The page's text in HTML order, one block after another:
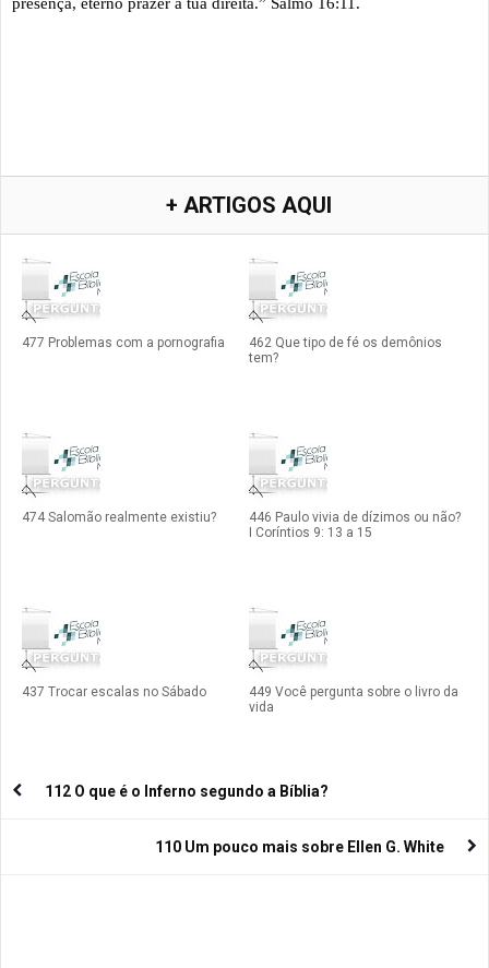
presença, eterno prazer à tua direita.” Salmo 16:11.
+ ARTIGOS AQUI
477 Problemas com a pornografia
462 Que tipo de fé os demônios
tem?
474 Salomão realmente existiu?
446 Paulo vivia de dízimos ou não?
I Coríntios 9: 13 a 15
437 Trocar escalas no Sábado
449 Você pergunta sobre o livro da
vida
112 O que é o Inferno segundo a Bíblia?
110 Um pouco mais sobre Ellen G. White